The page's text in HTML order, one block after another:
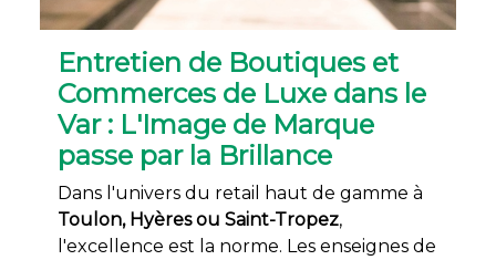
Entretien de Boutiques et
Commerces de Luxe dans le
Var : L'Image de Marque
passe par la Brillance
Dans l'univers du retail haut de gamme à
Toulon, Hyères ou Saint-Tropez,
l'excellence est la norme. Les enseignes de